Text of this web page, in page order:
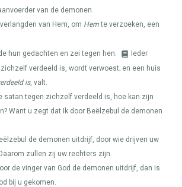
van de demonen.
verlangden van Hem, om Hemte verzoeken, een
hun gedachten en zei tegen hen:
Ieder
verdeeld is, wordt verwoest; en een huis
is, valt.
satan tegen zichzelf verdeeld is, hoe kan zijn
Want u zegt dat Ik door Beëlzebul de demonen
de demonen uitdrijf, door wie drijven uw
zullen zij uw rechters zijn.
de vinger van God de demonen uitdrijf, dan is
bij u gekomen.